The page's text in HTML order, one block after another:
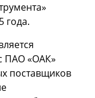
года.
ПАО «ОАК»
поставщиков